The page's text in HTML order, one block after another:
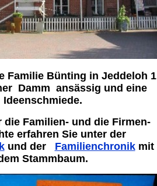
Familie Bünting in Jeddeloh 1
Damm ansässig und eine
Ideenschmiede.
die Familien- und die Firmen-
erfahren Sie unter der
und der Familienchronikmit
Stammbaum.